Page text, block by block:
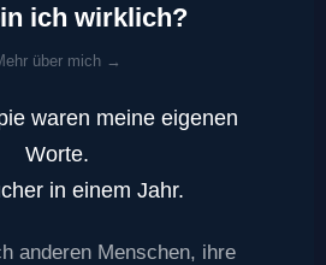
ich wirklich?
über mich →
waren meine eigenen
Worte.
in einem Jahr.
anderen Menschen, ihre